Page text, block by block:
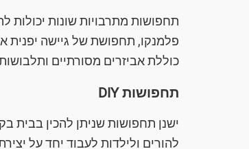
תחפושות מתרבויות שונות יכולות
פלמנקו, תחפושת של גיישה
כוללת אביזרים מסורתיים
תחפושות DIY
להורים ולילדות לעבוד יחד על